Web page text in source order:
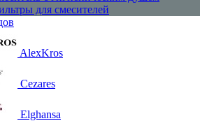
для смесителей
AlexKros
Cezares
Elghansa